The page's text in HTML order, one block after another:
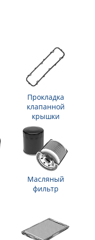
Прокладка
клапанной
крышки
Масляный
фильтр